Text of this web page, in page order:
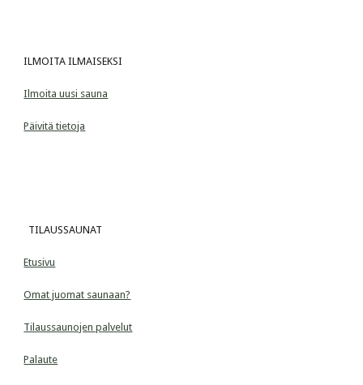
ILMOITA ILMAISEKSI
Ilmoita uusi sauna
Päivitä tietoja
  TILAUSSAUNAT
Etusivu
Omat juomat saunaan?
Tilaussaunojen palvelut
Palaute